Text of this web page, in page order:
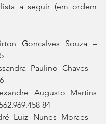
a seguir (em ordem
Goncalves Souza –
Paulino Chaves –
Augusto Martins
84
Luiz Nunes Moraes –